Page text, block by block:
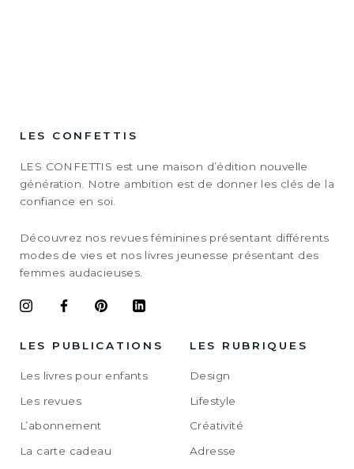
LES CONFETTIS
LES CONFETTIS est une maison d’édition nouvelle
génération. Notre ambition est de donner les clés de la
confiance en soi.
Découvrez nos revues féminines présentant différents
modes de vies et nos livres jeunesse présentant des
femmes audacieuses.
LES PUBLICATIONS
Les livres pour enfants
Les revues
L’abonnement
La carte cadeau
LES RUBRIQUES
Design
Lifestyle
Créativité
Adresse